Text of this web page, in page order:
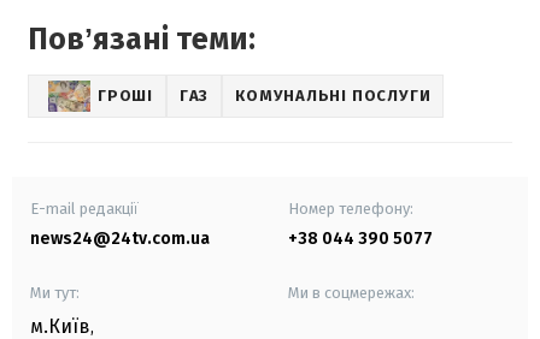
Повʼязані теми:
ГРОШІ ГАЗ КОМУНАЛЬНІ ПОСЛУГИ
E-mail редакції
news24@24tv.com.ua
Номер телефону:
+38 044 390 5077
Ми тут:
м.Київ,
Ми в соцмережах: